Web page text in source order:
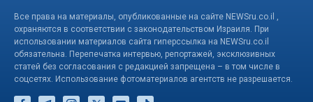
Все права на материалы, опубликованные на сайте NEWSru.co.il ,
охраняются в соответствии с законодательством Израиля. При
использовании материалов сайта гиперссылка на NEWSru.co.il
обязательна. Перепечатка интервью, репортажей, эксклюзивных
статей без согласования с редакцией запрещена – в том числе в
соцсетях. Использование фотоматериалов агентств не разрешается.